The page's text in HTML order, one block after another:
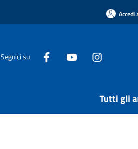
Accedi
Seguici su
Tutti gli